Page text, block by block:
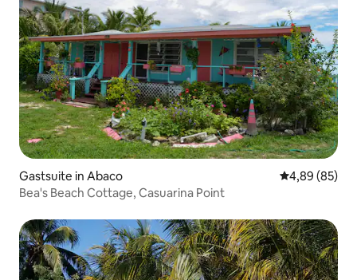
Gastsuite in Abaco Gemiddelde
4,89 (85)
Bea's Beach Cottage, Casuarina Point